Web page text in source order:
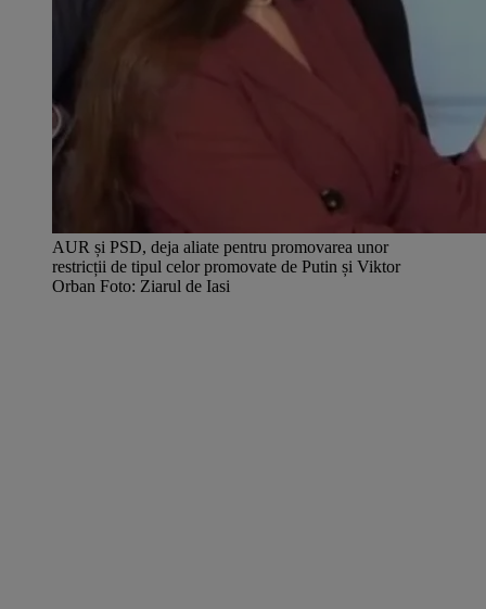
AUR și PSD, deja aliate pentru promovarea unor
restricții de tipul celor promovate de Putin și Viktor
Orban Foto: Ziarul de Iasi